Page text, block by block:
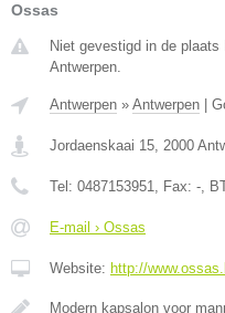
Ossas
Niet gevestigd in de
Antwerpen.
Antwerpen » Antwerpen
Jordaenskaai 15, 2000
Tel: 0487153951, Fax: -,
E-mail › Ossas
Website: http://
Modern kapsalon voor